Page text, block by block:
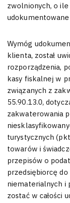
zwolnionych, o ile
Wymóg
klienta, został
rozporządzenia,
kasy fiskalnej w
związanych z
55.90.13.0,
zakwaterowania
turystycznych
towarów i
przepisów o
przedsiębiorcę
niematerialnych i
zostać w całości